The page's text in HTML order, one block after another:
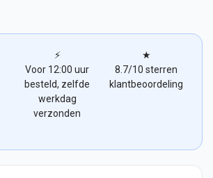
⚡
Voor 12:00 uur
besteld, zelfde
werkdag
verzonden
★
8.7/10 sterren
klantbeoordeling